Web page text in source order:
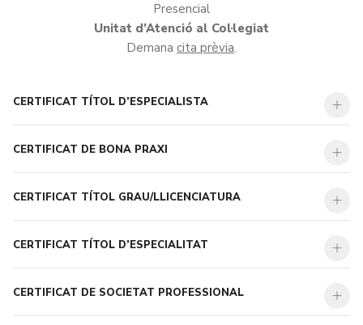
Presencial
Unitat d’Atenció al Col·legiat
Demana cita prèvia.
CERTIFICAT TÍTOL D’ESPECIALISTA
CERTIFICAT DE BONA PRAXI
CERTIFICAT TÍTOL GRAU/LLICENCIATURA
CERTIFICAT TÍTOL D’ESPECIALITAT
CERTIFICAT DE SOCIETAT PROFESSIONAL